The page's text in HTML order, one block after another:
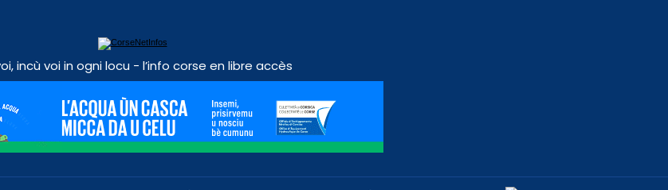
incù voi in ogni locu - l’info corse en libre accès